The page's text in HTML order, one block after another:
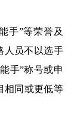
手”等荣誉及
人员不以选手
手”称号或申
相同或更低等